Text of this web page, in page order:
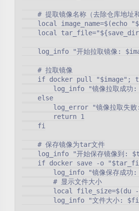
# 提取镜像名称（去除仓库地址和
local image_name=$(echo
local
log_info "开始拉取镜像:
    # 拉取镜像
if docker pull "$image";
log_info "镜像拉取成功
    else
log_error "镜像拉取失
        return 1
    fi
    # 保存镜像为tar文件
log_info "开始保存镜像到:
if docker save -o
log_info "镜像保存成功
        # 显示文件大小
local file_size=$(du
log_info "文件大小: